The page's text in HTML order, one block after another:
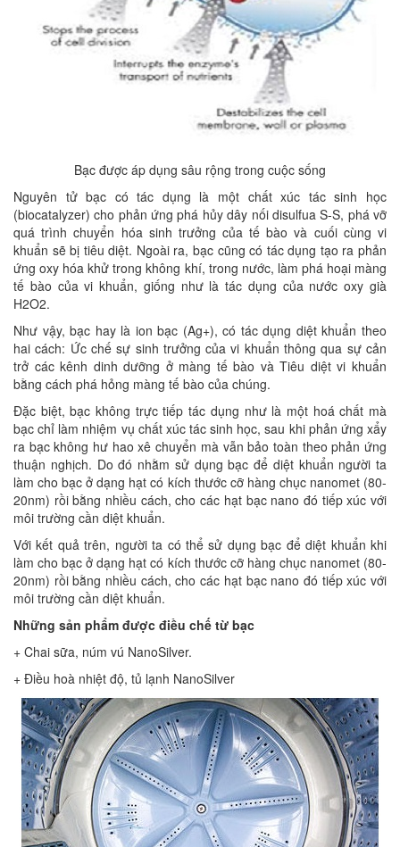
Bạc được áp dụng sâu rộng trong cuộc sống
Nguyên tử bạc có tác dụng là một chất xúc tác sinh học
(biocatalyzer) cho phản ứng phá hủy dây nối disulfua S-S, phá vỡ
quá trình chuyển hóa sinh trưởng của tế bào và cuối cùng vi
khuẩn sẽ bị tiêu diệt. Ngoài ra, bạc cũng có tác dụng tạo ra phản
ứng oxy hóa khử trong không khí, trong nước, làm phá hoại màng
tế bào của vi khuẩn, giống như là tác dụng của nước oxy già
H2O2.
Như vậy, bạc hay là ion bạc (Ag+), có tác dụng diệt khuẩn theo
hai cách: Ức chế sự sinh trưởng của vi khuẩn thông qua sự cản
trở các kênh dinh dưỡng ở màng tế bào và Tiêu diệt vi khuẩn
bằng cách phá hỏng màng tế bào của chúng.
Đặc biệt, bạc không trực tiếp tác dụng như là một hoá chất mà
bạc chỉ làm nhiệm vụ chất xúc tác sinh học, sau khi phản ứng xẩy
ra bạc không hư hao xê chuyển mà vẫn bảo toàn theo phản ứng
thuận nghịch. Do đó nhằm sử dụng bạc để diệt khuẩn người ta
làm cho bạc ở dạng hạt có kích thước cỡ hàng chục nanomet (80-
20nm) rồi bằng nhiều cách, cho các hạt bạc nano đó tiếp xúc với
môi trường cần diệt khuẩn.
Với kết quả trên, người ta có thể sử dụng bạc để diệt khuẩn khi
làm cho bạc ở dạng hạt có kích thước cỡ hàng chục nanomet (80-
20nm) rồi bằng nhiều cách, cho các hạt bạc nano đó tiếp xúc với
môi trường cần diệt khuẩn.
Những sản phẩm được điều chế từ bạc
+ Chai sữa, núm vú NanoSilver.
+ Điều hoà nhiệt độ, tủ lạnh NanoSilver